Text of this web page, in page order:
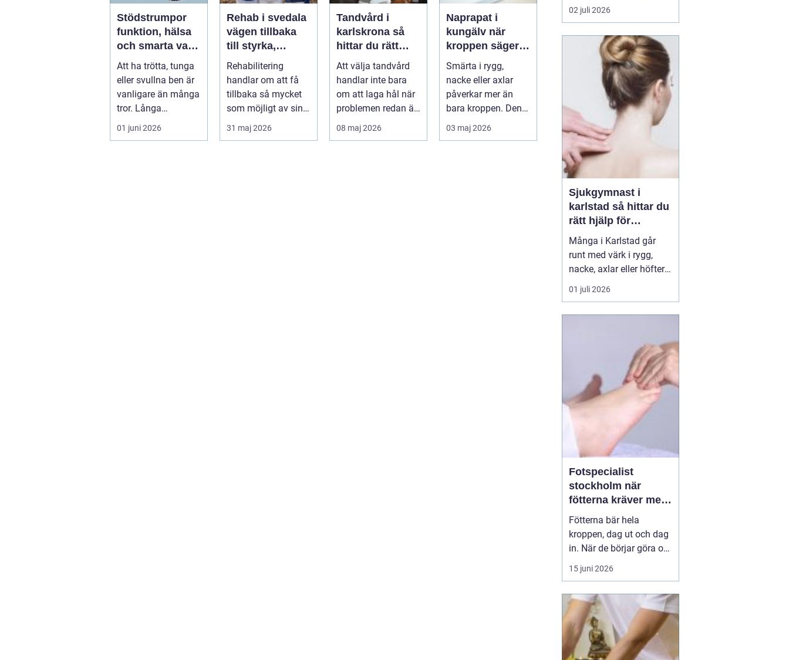
Stödstrumpor
funktion, hälsa
och smarta val i
vardagen
Att ha trötta, tunga
eller svullna ben är
vanligare än många
tror. Långa
arbetsdagar på
hårda golv, ...
01 juni 2026
Rehab i svedala
vägen tillbaka
till styrka,
balans och
vardag
Rehabilitering
handlar om att få
tillbaka så mycket
som möjligt av sin
funktion, energi och
trygghet...
31 maj 2026
Tandvård i
karlskrona så
hittar du rätt
klinik för
långsiktig
munhälsa
Att välja tandvård
handlar inte bara
om att laga hål när
problemen redan är
ett faktum. Det
handlar ...
08 maj 2026
Naprapat i
kungälv när
kroppen säger
ifrån
Smärta i rygg,
nacke eller axlar
påverkar mer än
bara kroppen. Den
tar energi,
koncentration och
03 maj 2026
kroppens leder, muskler
och nervsystem. Målet
smärta, bättre rörlighet
och en vardag som
fungerar igen.
Kiropraktik passar
många som kämpar
med återkommande
ryggont...
02 juli 2026
Sjukgymnast i
karlstad så hittar du
rätt hjälp för
kroppen
Många i Karlstad går
runt med värk i rygg,
nacke, axlar eller höfter
utan att söka hjälp.
Andra har råkat ut för en
släppa. En legitimerad
sjukgymnast kan då
göra stor skillnad.
Genom n...
01 juli 2026
Fotspecialist
stockholm när
fötterna kräver mer
än vanliga sulor
Fötterna bär hela
kroppen, dag ut och dag
in. När de börjar göra ont
påverkas mer än bara
stegen sömn, träning,
lidande. Många försöker
länge med egenvård,
inlägg från sportbutiken
eller vila, men
15 juni 2026